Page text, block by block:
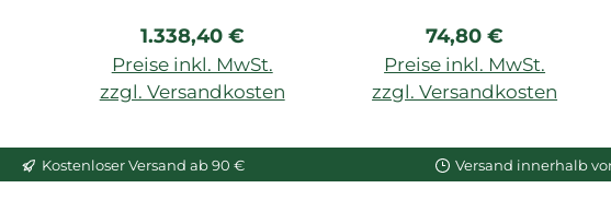
FB15
Regulärer Preis:
1.338,40 €
Preise inkl. MwSt.
zzgl. Versandkosten
Regulärer Preis:
74,80 €
Preise inkl. MwSt.
zzgl. Versandkosten
Kostenloser Versand ab 90 € Versand innerhalb